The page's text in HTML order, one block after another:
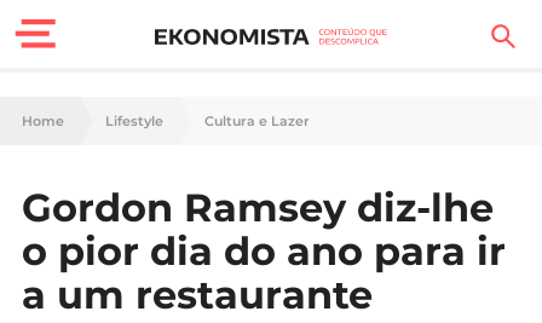
Finanças Pessoais
Carreira
Casa
Home Lifestyle Cultura e Lazer
Gordon Ramsey diz-lhe
o pior dia do ano para ir
a um restaurante